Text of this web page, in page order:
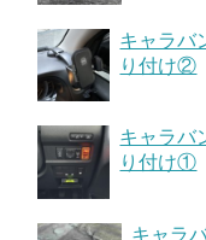
キャラバ
り付け②
キャラバ
り付け①
キャラ